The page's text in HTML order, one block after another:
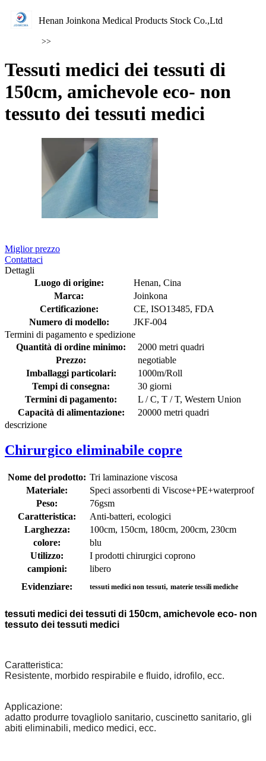
Henan Joinkona Medical Products Stock Co.,Ltd
>>
Tessuti medici dei tessuti di
150cm, amichevole eco- non
tessuto dei tessuti medici
Miglior prezzo
Contattaci
Dettagli
Luogo di origine:
Henan, Cina
Marca:
Joinkona
Certificazione:
CE, ISO13485, FDA
Numero di modello:
JKF-004
Termini di pagamento e spedizione
Quantità di ordine minimo:
2000 metri quadri
Prezzo:
negotiable
Imballaggi particolari:
1000m/Roll
Tempi di consegna:
30 giorni
Termini di pagamento:
L / C, T / T, Western Union
Capacità di alimentazione:
20000 metri quadri
descrizione
Chirurgico eliminabile copre
Nome del prodotto: Tri laminazione viscosa
Materiale:
Speci assorbenti di Viscose+PE+waterproof
Peso:
76gsm
Caratteristica:
Anti-batteri, ecologici
Larghezza:
100cm, 150cm, 180cm, 200cm, 230cm
colore:
blu
Utilizzo:
I prodotti chirurgici coprono
campioni:
libero
Evidenziare:
tessuti medici non tessuti, materie tessili mediche
tessuti medici dei tessuti di 150cm, amichevole eco- non
tessuto dei tessuti medici
Caratteristica:
Resistente, morbido respirabile e fluido, idrofilo, ecc.
Applicazione:
adatto produrre tovagliolo sanitario, cuscinetto sanitario, gli
abiti eliminabili, medico medici, ecc.